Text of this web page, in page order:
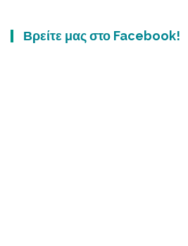
Βρείτε μας στο Facebook!